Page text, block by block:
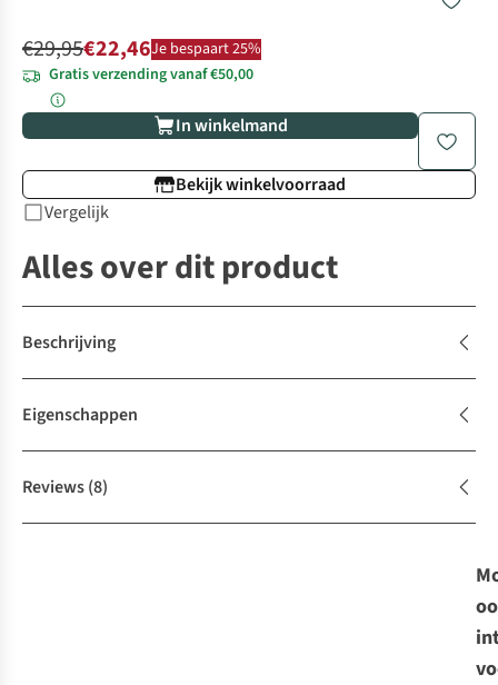
€29,95€22,46Je bespaart 25%
Gratis verzending vanaf €50,00
In winkelmand
Bekijk winkelvoorraad
Vergelijk
Alles over dit product
Beschrijving
Eigenschappen
Reviews(8)